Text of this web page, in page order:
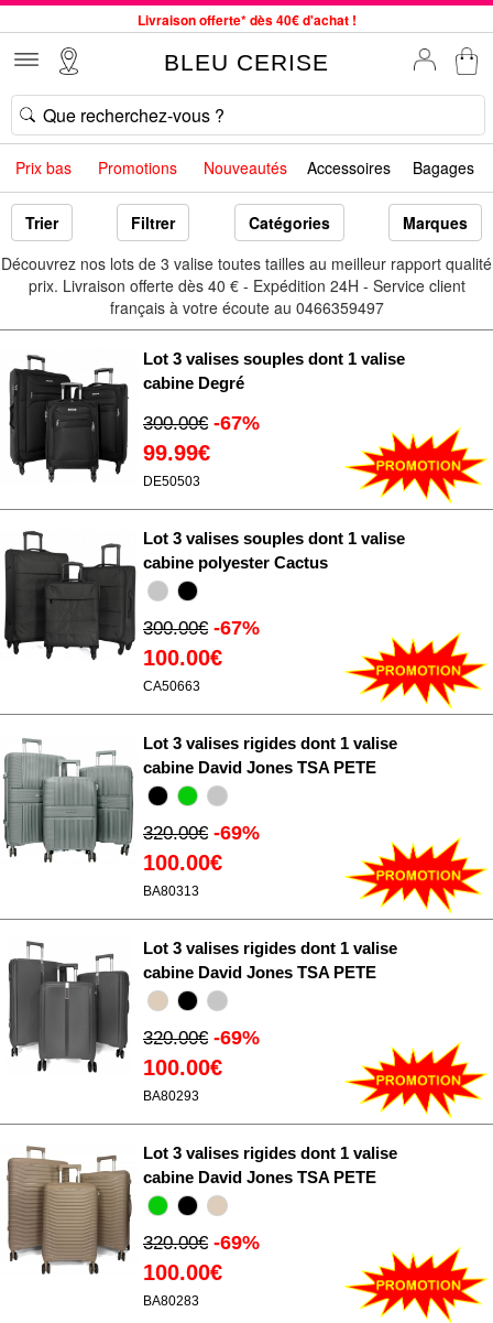
Livraison offerte* dès 40€ d'achat !
Commande avant 12h expédiée le jour même, du lundi au vendredi
33 magasins en France. Un à proximité de chez vous ?
Bon shopping chez BLEU CERISE !
Jusqu'à -75% sur le site du 29/07 au 27/08
Samsonite, Delsey, American Tourister, Little Marcel à Prix Bas
BLEU CERISE
Prix bas Promotions Nouveautés Accessoires Bagages
Trier Filtrer Catégories
Marques
Découvrez nos lots de 3 valise toutes tailles au meilleur rapport qualité
prix. Livraison offerte dès 40 € - Expédition 24H - Service client
français à votre écoute au 0466359497
Lot 3 valises souples dont 1 valise
cabine Degré
300.00€ -67%
99.99€
DE50503
Lot 3 valises souples dont 1 valise
cabine polyester Cactus
300.00€ -67%
100.00€
CA50663
Lot 3 valises rigides dont 1 valise
cabine David Jones TSA PETE
320.00€ -69%
100.00€
BA80313
Lot 3 valises rigides dont 1 valise
cabine David Jones TSA PETE
320.00€ -69%
100.00€
BA80293
Lot 3 valises rigides dont 1 valise
cabine David Jones TSA PETE
320.00€ -69%
100.00€
BA80283